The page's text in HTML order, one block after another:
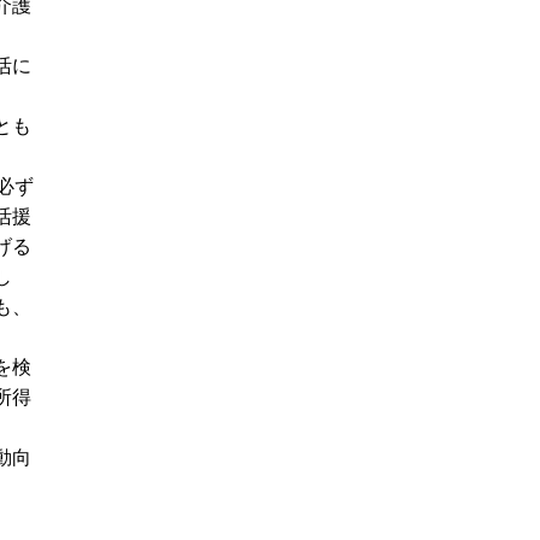
護
に
も
ず
援
る
検
得
向